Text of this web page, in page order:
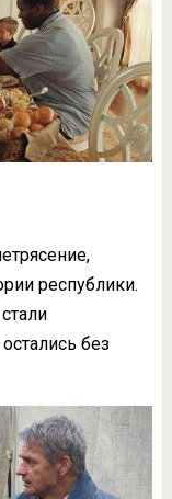
республики.
без